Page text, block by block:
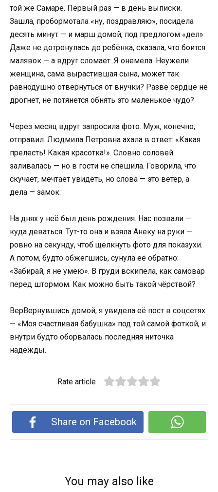
той же Самаре. Первый раз — в день выписки.
Зашла, пробормотала «ну, поздравляю», посидела
десять минут — и марш домой, под предлогом «дел».
Даже не дотронулась до ребёнка, сказала, что боится
малявок — а вдруг сломает. Я онемела. Неужели
женщина, сама вырастившая сына, может так
равнодушно отвернуться от внучки? Разве сердце не
дрогнет, не потянется обнять это маленькое чудо?
Через месяц вдруг запросила фото. Муж, конечно,
отправил. Людмила Петровна ахала в ответ: «Какая
прелесть! Какая красотка!». Словно соловей
заливалась — но в гости не спешила. Говорила, что
скучает, мечтает увидеть, но слова — это ветер, а
дела — замок.
На днях у неё был день рождения. Нас позвали —
куда деваться. Тут-то она и взяла Анеку на руки —
ровно на секунду, чтоб щёлкнуть фото для показухи.
А потом, будто обжегшись, сунула её обратно:
«Забирай, я не умею». В груди вскипела, как самовар
перед штормом. Как можно быть такой чёрствой?
ВерВернувшись домой, я увидела её пост в соцсетях
— «Моя счастливая бабушка» под той самой фоткой, и
внутри будто оборвалась последняя ниточка
надежды.
Rate article
Share on Facebook
You may also like